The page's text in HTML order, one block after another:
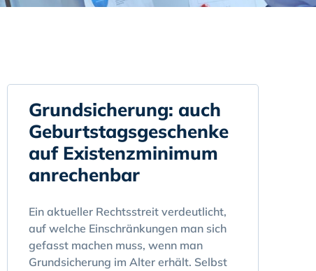
Grundsicherung: auch
Geburtstagsgeschenke
auf Existenzminimum
anrechenbar
Ein aktueller Rechtsstreit verdeutlicht,
auf welche Einschränkungen man sich
gefasst machen muss, wenn man
Grundsicherung im Alter erhält. Selbst